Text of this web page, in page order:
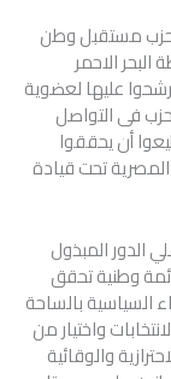
حزب مستقبل وطن
الاحمر
عليها لعضوية
فى التواصل
أن يحققوا
تحت قيادة
الدور المبذول
وطنية تحقق
السياسية بالساحة
واختيار من
والوقائية